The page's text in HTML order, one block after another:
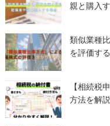
親と購入す
類似業種
を評価す
【相続税
方法を解説